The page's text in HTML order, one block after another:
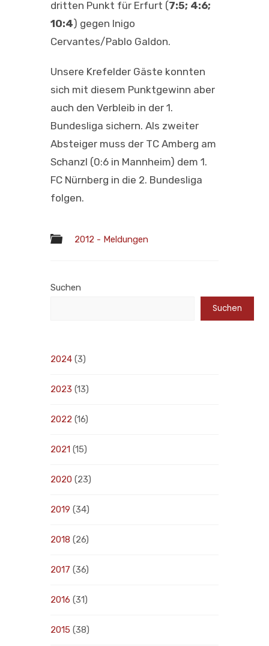
dritten Punkt für Erfurt (7:5; 4:6;
10:4) gegen Inigo
Cervantes/Pablo Galdon.
Unsere Krefelder Gäste konnten
sich mit diesem Punktgewinn aber
auch den Verbleib in der 1.
Bundesliga sichern. Als zweiter
Absteiger muss der TC Amberg am
Schanzl (0:6 in Mannheim) dem 1.
FC Nürnberg in die 2. Bundesliga
folgen.
2012 - Meldungen
Suchen
Suchen
2024 (3)
2023 (13)
2022 (16)
2021 (15)
2020 (23)
2019 (34)
2018 (26)
2017 (36)
2016 (31)
2015 (38)